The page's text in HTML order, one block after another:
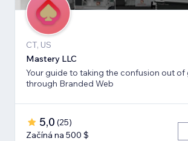
CT, US
Mastery LLC
Your guide to taking the confusion out of
through Branded Web
5,0 (25)
Začíná na 500 $